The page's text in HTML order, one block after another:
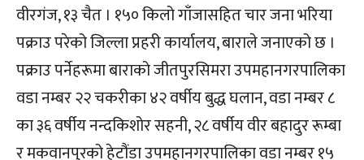
वीरगंज, १३ चैत । १५० किलो गाँजासहित चार जना भरिया
पक्राउ परेको जिल्ला प्रहरी कार्यालय, बाराले जनाएको छ ।
पक्राउ पर्नेहरूमा बाराको जीतपुरसिमरा उपमहानगरपालिका
वडा नम्बर २२ चकरीका ४२ वर्षीय बुद्ध घलान, वडा नम्बर ८
का ३६ वर्षीय नन्दकिशोर सहनी, २८ वर्षीय वीर बहादुर रूम्बा
र मकवानपुरको हेटौंडा उपमहानगरपालिका वडा नम्बर १५